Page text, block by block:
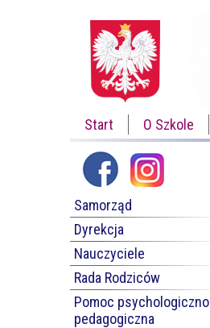
Start O Szkole
Samorząd
Dyrekcja
Nauczyciele
Rada Rodziców
Pomoc
pedagogiczna